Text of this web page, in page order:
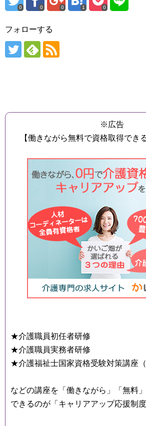
0 0 0 1 0
フォローする
※広告
【働きながら無料で資格取得でき
★介護職員初任者研修
★介護職員実務者研修
★介護福祉士国家資格受験対策講座（
などの講座を「働きながら」「無料
できるのが「キャリアアップ応援制度